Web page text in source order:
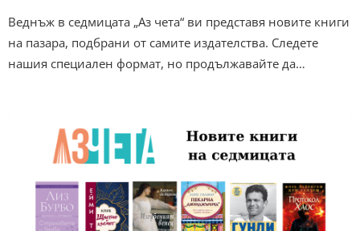
Веднъж в седмицата „Аз чета“ ви представя новите книги
на пазара, подбрани от самите издателства. Следете
нашия специален формат, но продължавайте да…